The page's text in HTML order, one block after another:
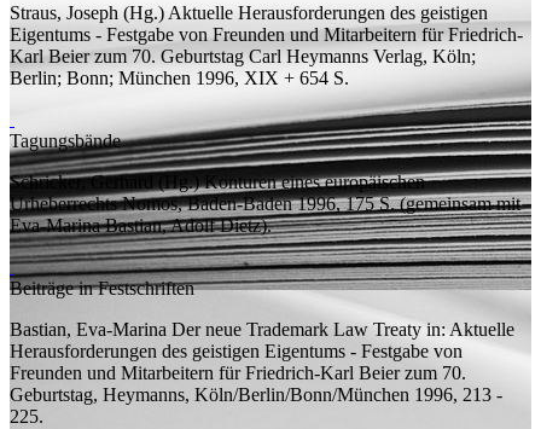
Straus, Joseph (Hg.) Aktuelle Herausforderungen des geistigen
Eigentums - Festgabe von Freunden und Mitarbeitern für Friedrich-
Karl Beier zum 70. Geburtstag Carl Heymanns Verlag, Köln;
Berlin; Bonn; München 1996, XIX + 654 S.
Tagungsbände
Schricker, Gerhard (Hg.) Konturen eines europäischen
UrheberrechtsNomos, Baden-Baden 1996, 175S.(gemeinsam mit
Eva-Marina Bastian, Adolf Dietz).
Beiträge in Festschriften
Bastian, Eva-Marina Der neue Trademark Law Treaty in: Aktuelle
Herausforderungen des geistigen Eigentums - Festgabe von
Freunden und Mitarbeitern für Friedrich-Karl Beier zum 70.
Geburtstag, Heymanns, Köln/Berlin/Bonn/München 1996, 213 -
225.